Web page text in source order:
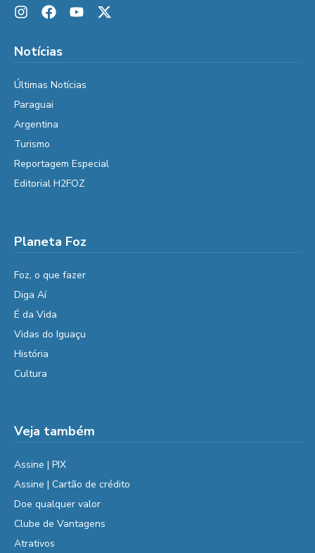
Notícias
Últimas Notícias
Paraguai
Argentina
Turismo
Reportagem Especial
Editorial H2FOZ
Planeta Foz
Foz, o que fazer
Diga Aí
É da Vida
Vidas do Iguaçu
História
Cultura
Veja também
Assine | PIX
Assine | Cartão de crédito
Doe qualquer valor
Clube de Vantagens
Atrativos